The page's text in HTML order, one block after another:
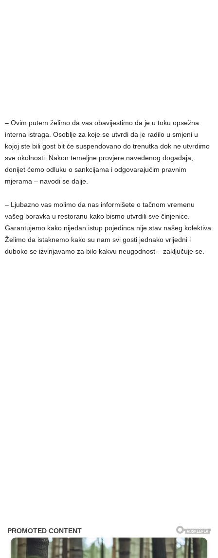
– Ovim putem želimo da vas obavijestimo da je u toku opsežna
interna istraga. Osoblje za koje se utvrdi da je radilo u smjeni u
kojoj ste bili gost bit će suspendovano do trenutka dok ne utvrdimo
sve okolnosti. Nakon temeljne provjere navedenog događaja,
donijet ćemo odluku o sankcijama i odgovarajućim pravnim
mjerama – navodi se dalje.
– Ljubazno vas molimo da nas informišete o tačnom vremenu
vašeg boravka u restoranu kako bismo utvrdili sve činjenice.
Garantujemo kako nijedan istup pojedinca nije stav našeg kolektiva.
Želimo da istaknemo kako su nam svi gosti jednako vrijedni i
duboko se izvinjavamo za bilo kakvu neugodnost – zaključuje se.